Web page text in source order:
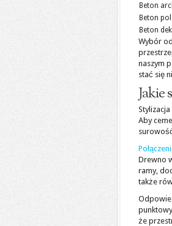
Beton
Beton
Beton
Wybór
naszym
stać się
Jakie
Aby
Drewno
ramy,
także
że